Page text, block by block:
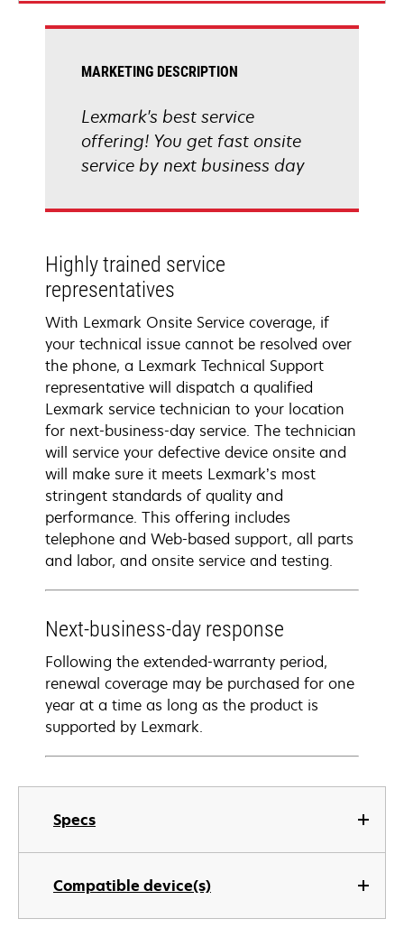
Specs
Compatible device(s)
MARKETING DESCRIPTION
Lexmark's best service
offering! You get fast onsite
service by next business day
Highly trained service
representatives
With Lexmark Onsite Service coverage, if
your technical issue cannot be resolved over
the phone, a Lexmark Technical Support
representative will dispatch a qualified
Lexmark service technician to your location
for next-business-day service. The technician
will service your defective device onsite and
will make sure it meets Lexmark’s most
stringent standards of quality and
performance. This offering includes
telephone and Web-based support, all parts
and labor, and onsite service and testing.
Next-business-day response
Following the extended-warranty period,
renewal coverage may be purchased for one
year at a time as long as the product is
supported by Lexmark.